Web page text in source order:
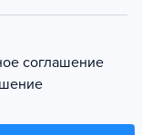
соглашение